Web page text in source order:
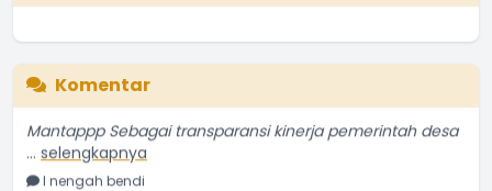
Komentar
...selengkapnya
I nengah bendi